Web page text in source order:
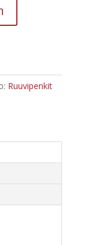
Ruuvipenkit